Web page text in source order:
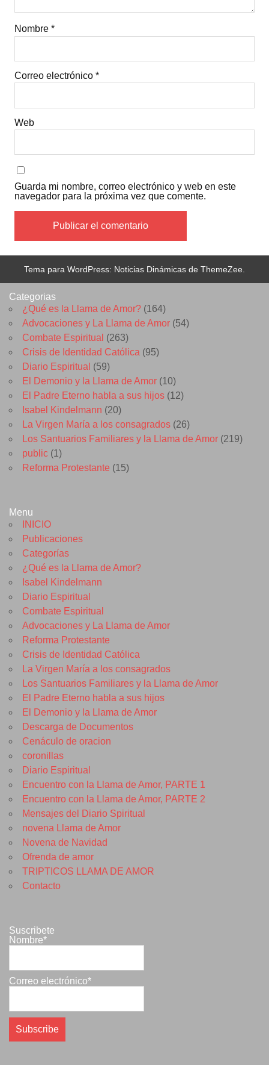
Nombre *
Correo electrónico *
Web
Guarda mi nombre, correo electrónico y web en este
navegador para la próxima vez que comente.
Tema para WordPress: Noticias Dinámicas de ThemeZee.
Categorias
¿Qué es la Llama de Amor? (164)
Advocaciones y La Llama de Amor (54)
Combate Espiritual (263)
Crisis de Identidad Católica (95)
Diario Espiritual (59)
El Demonio y la Llama de Amor (10)
El Padre Eterno habla a sus hijos (12)
Isabel Kindelmann (20)
La Virgen María a los consagrados (26)
Los Santuarios Familiares y la Llama de Amor (219)
public (1)
Reforma Protestante (15)
Menu
INICIO
Publicaciones
Categorías
¿Qué es la Llama de Amor?
Isabel Kindelmann
Diario Espiritual
Combate Espiritual
Advocaciones y La Llama de Amor
Reforma Protestante
Crisis de Identidad Católica
La Virgen María a los consagrados
Los Santuarios Familiares y la Llama de Amor
El Padre Eterno habla a sus hijos
El Demonio y la Llama de Amor
Descarga de Documentos
Cenáculo de oracion
coronillas
Diario Espiritual
Encuentro con la Llama de Amor, PARTE 1
Encuentro con la Llama de Amor, PARTE 2
Mensajes del Diario Spiritual
novena Llama de Amor
Novena de Navidad
Ofrenda de amor
TRIPTICOS LLAMA DE AMOR
Contacto
Suscribete
Nombre*
Correo electrónico*